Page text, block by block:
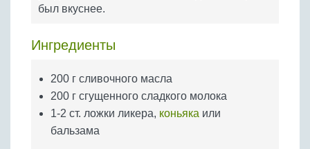
Бобовые
Крупы
был вкуснее.
Ингредиенты
200 г сливочного масла
200 г сгущенного сладкого молока
1-2 ст. ложки ликера, коньяка или
бальзама